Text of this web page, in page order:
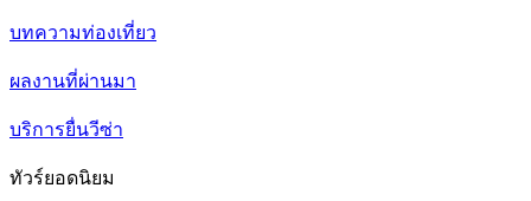
บทความท่องเที่ยว
ผลงานที่ผ่านมา
บริการยื่นวีซ่า
ทัวร์ยอดนิยม